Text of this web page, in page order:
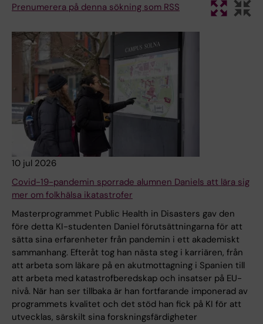
Prenumerera på denna sökning som RSS
10 jul 2026
Covid-19-pandemin sporrade alumnen Daniels att lära sig
mer om folkhälsa ikatastrofer
Masterprogrammet Public Health in Disasters gav den
före detta KI-studenten Daniel förutsättningarna för att
sätta sina erfarenheter från pandemin i ett akademiskt
sammanhang. Efteråt tog han nästa steg i karriären, från
att arbeta som läkare på en akutmottagning i Spanien till
att arbeta med katastrofberedskap och insatser på EU-
nivå. När han ser tillbaka är han fortfarande imponerad av
programmets kvalitet och det stöd han fick på KI för att
utvecklas, särskilt sina forskningsfärdigheter